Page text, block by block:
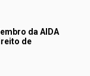
da AIDA
de